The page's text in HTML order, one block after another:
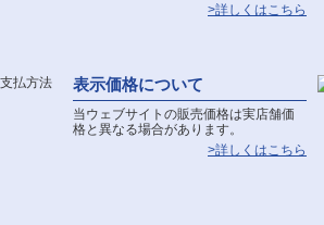
>詳しくはこちら
表示価格について
当ウェブサイトの販売価格は実店舗価
格と異なる場合があります。
>詳しくはこちら